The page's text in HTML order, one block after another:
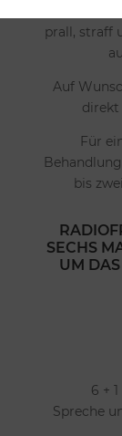
prall, straff
Auf
direkt
Für
bis
SECHS
UM
6 +
Spreche